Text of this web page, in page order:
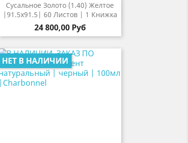
Сусальное Золото (1.40) Желтое
|91.5х91.5| 60 Листов | 1 Книжка
24 800,00 Руб
 Быстрый просмотр
НЕТ В НАЛИЧИИ